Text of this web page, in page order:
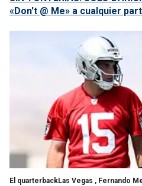
«Don't @ Me» a cualquier
El quarterbackLas Vegas , Fernando